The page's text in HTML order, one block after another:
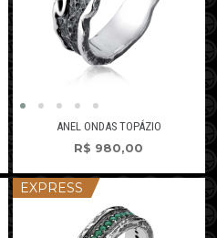
ANEL ONDAS TOPÁZIO
R$ 980,00
EXPRESS